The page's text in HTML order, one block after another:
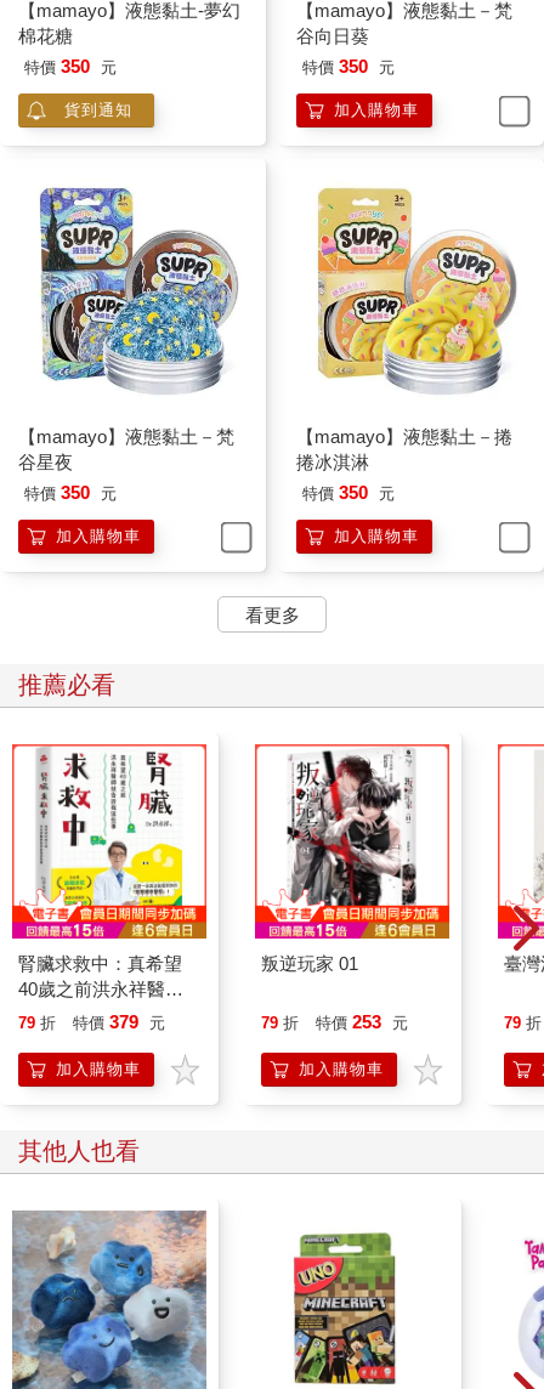
【mamayo】液態黏土-夢幻
棉花糖
特價 350 元
貨到通知
【mamayo】液態黏土－梵
谷向日葵
特價 350 元
加入購物車
【mamayo】液態黏土－梵
谷星夜
特價 350 元
加入購物車
【mamayo】液態黏土－捲
捲冰淇淋
特價 350 元
加入購物車
看更多
推薦必看
腎臟求救中：真希望
40歲之前洪永祥醫師
就告訴我這些事
79 折 特價 379 元
加入購物車
叛逆玩家 01
79 折 特價 253 元
加入購物車
臺
79 折
其他人也看